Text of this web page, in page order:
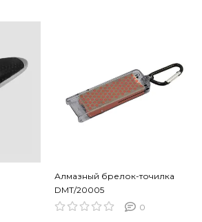
Алмазный брелок-точилка
DMT/20005
0